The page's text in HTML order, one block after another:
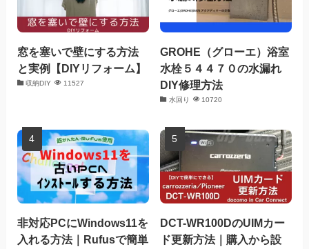
窓を塞いで壁にする方法
と実例【DIYリフォーム】
収納DIY 11527
GROHE（グローエ）浴室
水栓５４４７０の水漏れ
DIY修理方法
水回り 10720
非対応PCにWindows11を
入れる方法｜Rufusで簡単
DCT-WR100DのUIMカー
ド更新方法｜購入から設